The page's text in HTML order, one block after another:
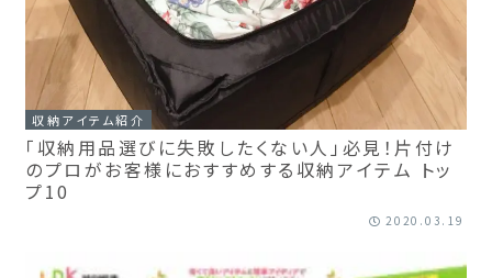
収納アイテム紹介
「収納用品選びに失敗したくない人」必見！片付け
のプロがお客様におすすめする収納アイテム トッ
プ10
2020.03.19